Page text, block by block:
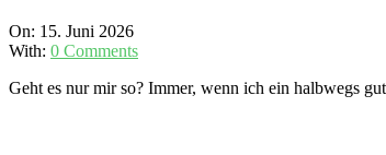
2026-
06-
On: 15. Juni 2026
With: 0 Comments
Geht es nur mir so? Immer, wenn ich ein halbwegs